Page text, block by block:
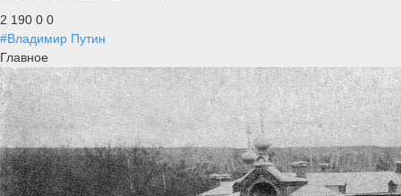
2 190 0 0
#Владимир Путин
Главное